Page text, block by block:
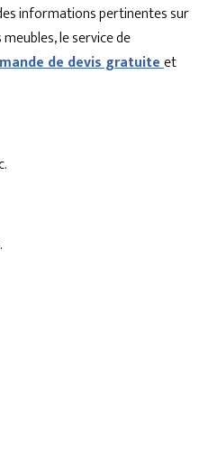
informations pertinentes sur
le service de
de devis gratuiteet